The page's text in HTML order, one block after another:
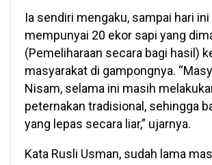
Ia sendiri mengaku, sampai hari
mempunyai 20 ekor sapi yang
(Pemeliharaan secara bagi hasil)
masyarakat di gampongnya.
Nisam, selama ini masih
peternakan tradisional, sehingga
yang lepas secara liar,” ujarnya.
Kata Rusli Usman, sudah lama